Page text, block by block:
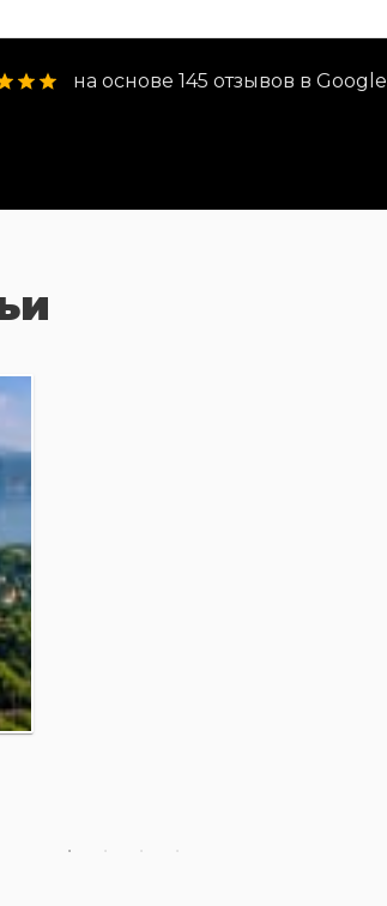
на основе 145 отзывов в Google